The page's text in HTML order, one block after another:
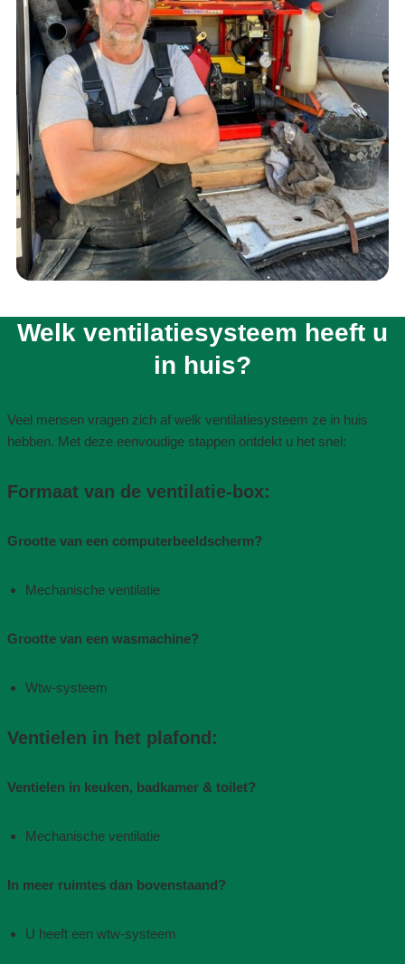
Welk ventilatiesysteem heeft u
in huis?​
Veel mensen vragen zich af welk ventilatiesysteem ze in huis
hebben. Met deze eenvoudige stappen ontdekt u het snel:
Formaat van de ventilatie-box​:
Grootte van een computerbeeldscherm?
Mechanische ventilatie​
Grootte van een wasmachine?
Wtw-systeem
Ventielen in het plafond:
Ventielen in keuken, badkamer & toilet?
Mechanische ventilatie​
In meer ruimtes dan bovenstaand?
U heeft een wtw-systeem